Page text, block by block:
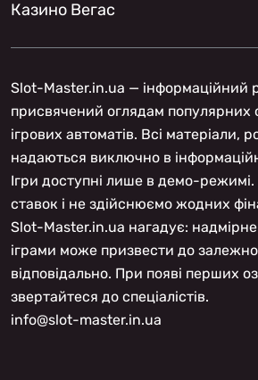
Казино Вегас
Slot-Master.in.ua — інформаційний
присвячений оглядам популярних
ігрових автоматів. Всі матеріали,
надаються виключно в
Ігри доступні лише в демо-
ставок і не здійснюємо жодних
Slot-Master.in.ua нагадує:
іграми може призвести до
відповідально. При появі перших
звертайтеся до спеціалістів.
info@slot-master.in.ua